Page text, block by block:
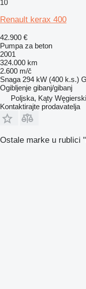
10
Renault kerax 400
42.900 €
Pumpa za beton
2001
324.000 km
2.600 m/č
Snaga 294 kW (400 k.s.)
Ogibljenje gibanj/gibanj
Poljska, Kąty
Kontaktirajte prodavatelja
Ostale marke u rublici